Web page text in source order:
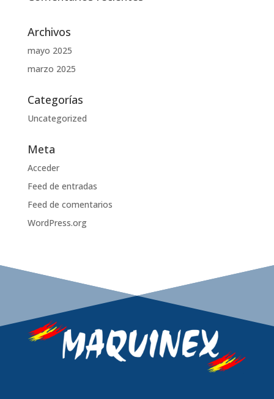
Archivos
mayo 2025
marzo 2025
Categorías
Uncategorized
Meta
Acceder
Feed de entradas
Feed de comentarios
WordPress.org